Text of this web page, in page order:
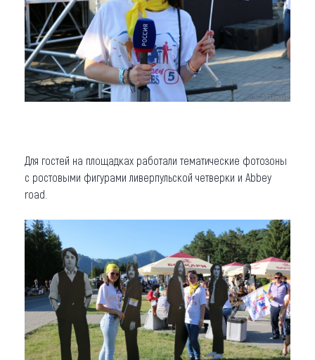
Для гостей на площадках работали тематические фотозоны
с ростовыми фигурами ливерпульской четверки и Abbey
road.